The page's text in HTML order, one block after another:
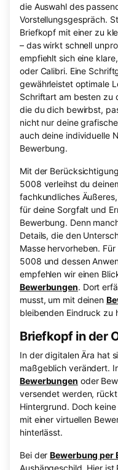
die Auswahl des
Vorstellungsgespräch.
Briefkopf mit einer zu
– das wirkt schnell
empfiehlt sich eine
oder Calibri. Eine
gewährleistet optimale
Schriftart am besten zu
die du dich bewirbst,
nicht nur deine
auch deine individuelle
Bewerbung.
Mit der
5008 verleihst du
fachkundliches
für deine Sorgfalt und
Bewerbung. Denn
Details, die den
Masse hervorheben.
5008 und dessen
empfehlen wir einen
Bewerbungen. Dort
musst, um mit deinen
bleibenden Eindruck zu
Briefkopf in der
In der digitalen Ära hat
maßgeblich verändert.
Bewerbungen oder
versendet werden,
Hintergrund. Doch
mit einer virtuellen
hinterlässt.
Bei derBewerbung per
Aushängeschild. Hier